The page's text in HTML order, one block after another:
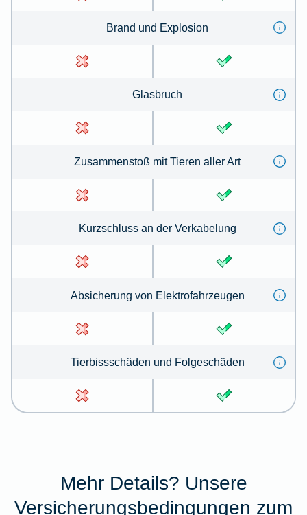
Brand und Ex­plo­sion
Glas­bruch
Zu­sammen­stoß mit Tie­ren aller Art
Kurz­schluss an der Ver­kabe­lung
Absicherung von Elektrofahrzeugen
Tierbissschäden und Folgeschäden
Mehr Details? Unsere
Versicherungsbedingungen zum